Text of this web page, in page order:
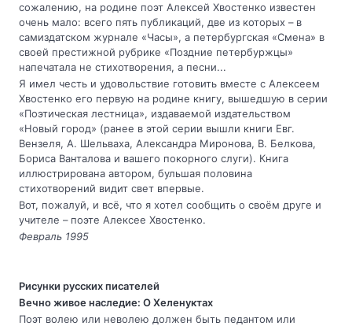
сожалению, на родине поэт Алексей Хвостенко известен
очень мало: всего пять публикаций, две из которых – в
самиздатском журнале «Часы», а петербургская «Смена» в
своей престижной рубрике «Поздние петербуржцы»
напечатала не стихотворения, а песни...
Я имел честь и удовольствие готовить вместе с Алексеем
Хвостенко его первую на родине книгу, вышедшую в серии
«Поэтическая лестница», издаваемой издательством
«Новый город» (ранее в этой серии вышли книги Евг.
Вензеля, А. Шельваха, Александра Миронова, В. Белкова,
Бориса Ванталова и вашего покорного слуги). Книга
иллюстрирована автором, бульшая половина
стихотворений видит свет впервые.
Вот, пожалуй, и всё, что я хотел сообщить о своём друге и
учителе – поэте Алексее Хвостенко.
Февраль 1995
Рисунки русских писателей
Вечно живое наследие: О Хеленуктах
Поэт волею или неволею должен быть педантом или